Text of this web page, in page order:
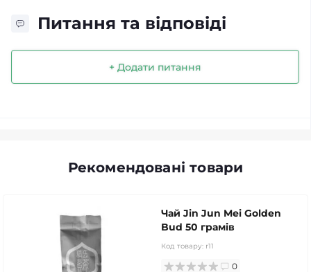
Питання та відповіді
+ Додати питання
Рекомендовані товари
Чай Jin Jun Mei Golden
Bud 50 грамів
Код товару: r11
0